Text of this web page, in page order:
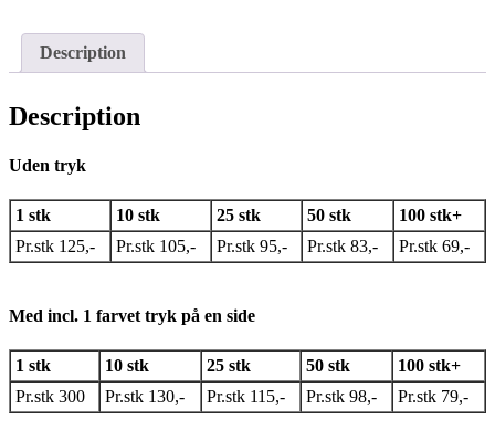
Description
Description
Uden tryk
1 stk 10 stk 25 stk 50 stk
100 stk+
Pr.stk 125,-
Pr.stk 105,- Pr.stk 95,- Pr.stk 83,- Pr.stk 69,-
Med incl. 1 farvet tryk på en side
1 stk 10 stk 25 stk 50 stk
100 stk+
Pr.stk 300
Pr.stk 130,- Pr.stk 115,- Pr.stk 98,- Pr.stk 79,-